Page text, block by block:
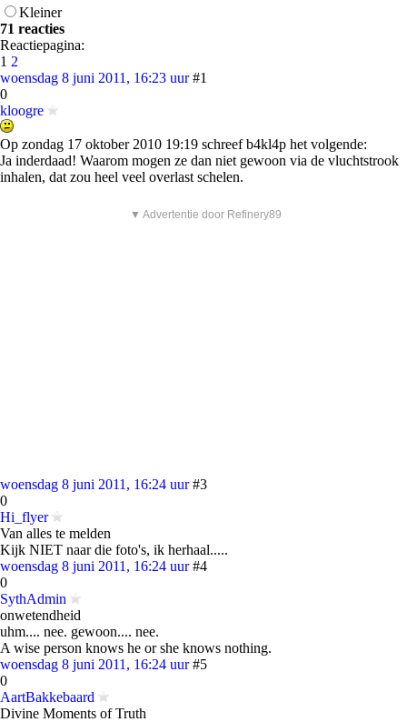
Kleiner
71 reacties
Reactiepagina:
1 2
woensdag 8 juni 2011, 16:23 uur #1
0
kloogre
Op zondag 17 oktober 2010 19:19 schreef b4kl4p het volgende:
Ja inderdaad! Waarom mogen ze dan niet gewoon via de vluchtstrook
inhalen, dat zou heel veel overlast schelen.
▼ Advertentie door Refinery89
woensdag 8 juni 2011, 16:24 uur #3
0
Hi_flyer
Van alles te melden
Kijk NIET naar die foto's, ik herhaal.....
woensdag 8 juni 2011, 16:24 uur #4
0
SythAdmin
onwetendheid
uhm.... nee. gewoon.... nee.
A wise person knows he or she knows nothing.
woensdag 8 juni 2011, 16:24 uur #5
0
AartBakkebaard
Divine Moments of Truth